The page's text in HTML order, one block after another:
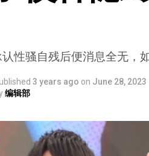
性骚自残后便消息全无，
3 years ago on June 28, 2023
编辑部